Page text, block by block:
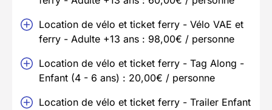
Location de vélo et ticket ferry - Vélo VAE et
ferry - Adulte +13 ans : 98,00€ / personne
Location de vélo et ticket ferry - Tag Along -
Enfant (4 - 6 ans) : 20,00€ / personne
Location de vélo et ticket ferry - Trailer Enfant